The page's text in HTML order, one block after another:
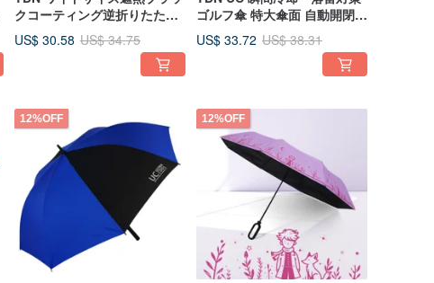
クコーティング逆折りたたみ
自動開閉傘（ロックグレー）
US$ 30.58 US$ 34.75
ゴルフ傘 特大傘面 自動開閉式
ストレート傘 A1721 (ネイビ
ーブルー)
US$ 33.72 US$ 38.31
12%OFF 12%OFF